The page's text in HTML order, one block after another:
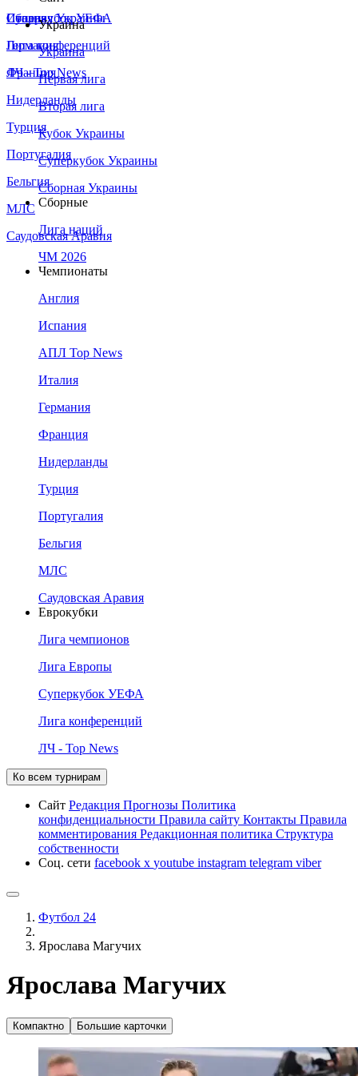
Сборная Украины
Италия
Германия
Франция
Нидерланды
Турция
Португалия
Бельгия
МЛС
Саудовская Аравия
Суперкубок УЕФА
Лига конференций
ЛЧ - Top News
Украина
Украина
Первая лига
Вторая лига
Кубок Украины
Суперкубок Украины
Сборная Украины
Сборные
Лига наций
ЧМ 2026
Чемпионаты
Англия
Испания
АПЛ Top News
Италия
Германия
Франция
Нидерланды
Турция
Португалия
Бельгия
МЛС
Саудовская Аравия
Еврокубки
Лига чемпионов
Лига Европы
Суперкубок УЕФА
Лига конференций
ЛЧ - Top News
Ко всем турнирам
Сайт Редакция Прогнозы Политика
конфиденциальности Правила сайту Контакты Правила
комментирования Редакционная политика Структура
собственности
Соц. сети facebook x youtube instagram telegram viber
Футбол 24
Ярослава Магучих
Ярослава Магучих
Компактно Большие карточки